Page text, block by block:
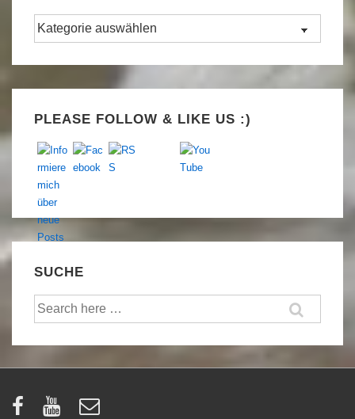
Kategorien
PLEASE FOLLOW & LIKE US :)
SUCHE
Suche
nach: